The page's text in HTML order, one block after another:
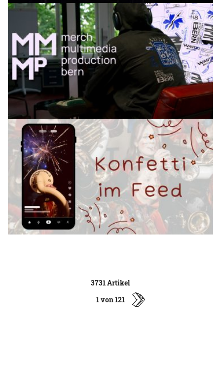
3731 Artikel
1 von 121